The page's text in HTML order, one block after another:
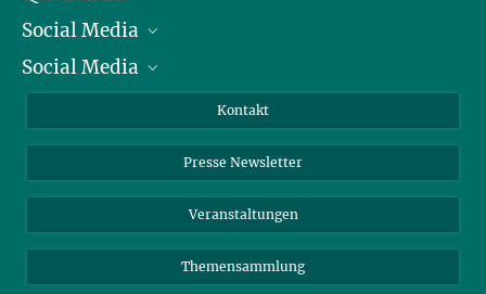
Präsident
Zahlen und Fakten
Meldestelle Fehlverhalten
Social Media
Bluesky
Social Media
YouTube
Kontakt
Presse Newsletter
Veranstaltungen
Themensammlung